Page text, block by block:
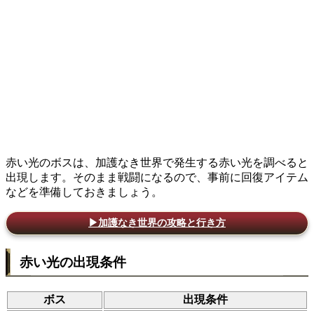
赤い光のボスは、加護なき世界で発生する赤い光を調べると
出現します。そのまま戦闘になるので、事前に回復アイテム
などを準備しておきましょう。
▶加護なき世界の攻略と行き方
赤い光の出現条件
ボス
出現条件